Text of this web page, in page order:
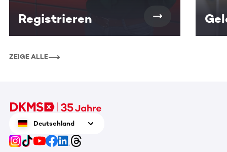
Registrieren
ZEIGE ALLE
Deutschland